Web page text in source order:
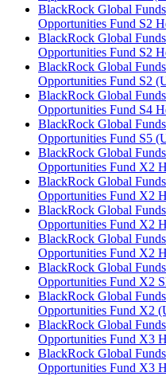
BlackRock Global
Opportunities Fund S2
BlackRock Global
Opportunities Fund S2
BlackRock Global
Opportunities Fund S2
BlackRock Global
Opportunities Fund S4
BlackRock Global
Opportunities Fund S5
BlackRock Global
Opportunities Fund X2
BlackRock Global
Opportunities Fund X2
BlackRock Global
Opportunities Fund X2
BlackRock Global
Opportunities Fund X2
BlackRock Global
Opportunities Fund X2
BlackRock Global
Opportunities Fund X2
BlackRock Global
Opportunities Fund X3
BlackRock Global
Opportunities Fund X3